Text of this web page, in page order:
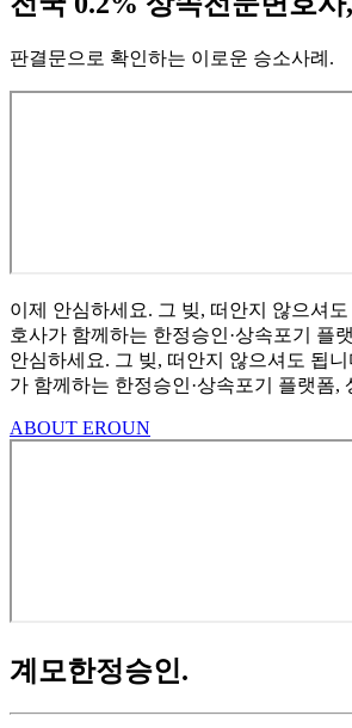
판결문으로 확인하는 이로운 승소사례 .
이제 안심하세요. 그 빚, 떠안지 않으셔
호사가 함께하는 한정승인·상속포기 플
안심하세요. 그 빚, 떠안지 않으셔도 됩니
가 함께하는 한정승인·상속포기 플랫폼,
ABOUT EROUN
계모한정승인.